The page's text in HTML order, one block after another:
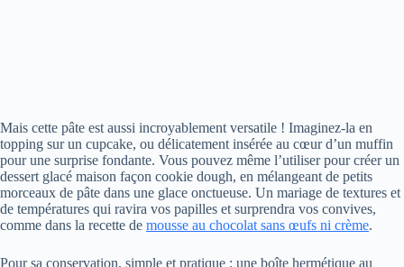
Mais cette pâte est aussi incroyablement versatile ! Imaginez-la en
topping sur un cupcake, ou délicatement insérée au cœur d’un muffin
pour une surprise fondante. Vous pouvez même l’utiliser pour créer un
dessert glacé maison façon cookie dough, en mélangeant de petits
morceaux de pâte dans une glace onctueuse. Un mariage de textures et
de températures qui ravira vos papilles et surprendra vos convives,
comme dans la recette de mousse au chocolat sans œufs ni crème.
Pour sa conservation, simple et pratique : une boîte hermétique au